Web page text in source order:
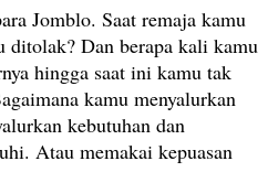
Jomblo. Saat remaja kamu
ditolak? Dan berapa kali kamu
hingga saat ini kamu tak
kamu menyalurkan
kebutuhan dan
Atau memakai kepuasan